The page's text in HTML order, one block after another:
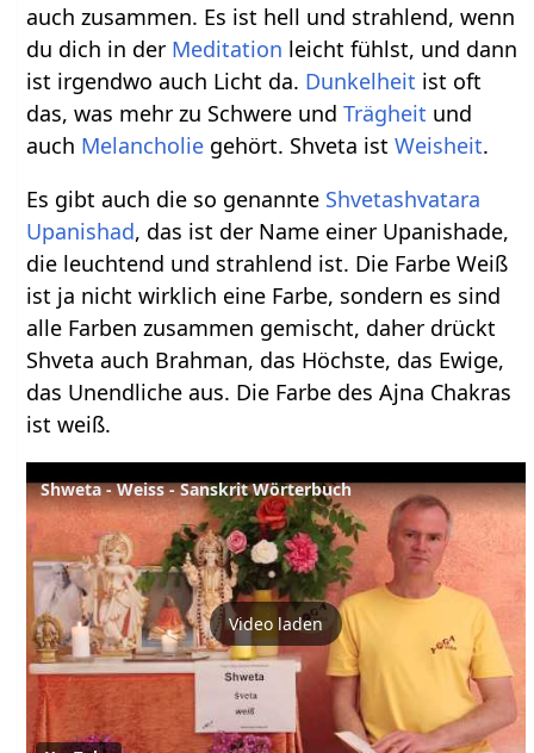
auch zusammen. Es ist hell und strahlend, wenn
du dich in der Meditation leicht fühlst, und dann
ist irgendwo auch Licht da. Dunkelheit ist oft
das, was mehr zu Schwere undTrägheit und
auch Melancholie gehört. Shveta istWeisheit.
Es gibt auch die so genannte Shvetashvatara
Upanishad, das ist der Name einer Upanishade,
die leuchtend und strahlend ist. Die Farbe Weiß
ist ja nicht wirklich eine Farbe, sondern es sind
alle Farben zusammen gemischt, daher drückt
Shveta auch Brahman, das Höchste, das Ewige,
das Unendliche aus. Die Farbe des Ajna Chakras
ist weiß.
Shweta - Weiss - Sanskrit Wörterbuch
Video laden